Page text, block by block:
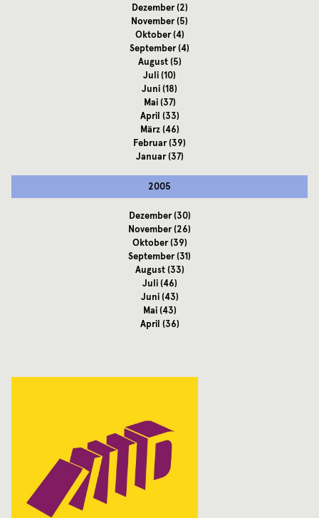
Dezember(2)
November(5)
Oktober(4)
September(4)
August(5)
Juli(10)
Juni(18)
Mai(37)
April (33)
März(46)
Februar(39)
Januar(37)
2005
Dezember(30)
November(26)
Oktober(39)
September(31)
August(33)
Juli(46)
Juni(43)
Mai(43)
April (36)